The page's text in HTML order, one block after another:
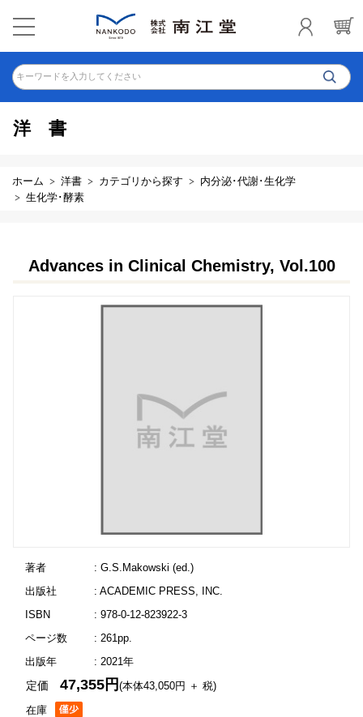
キーワードを入力してください
洋書
ホーム 洋書 カテゴリから探す
内分泌･代謝･生化学
生化学･酵素
Advances in Clinical Chemistry, Vol.100
著者
: G.S.Makowski (ed.)
出版社
: ACADEMIC PRESS, INC.
ISBN
: 978-0-12-823922-3
ページ数
: 261pp.
出版年
: 2021年
在庫
定価47,355円(本体43,050円 ＋ 税)